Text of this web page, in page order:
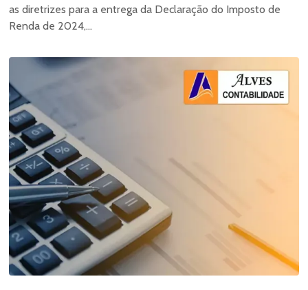
as diretrizes para a entrega da Declaração do Imposto de
Renda de 2024,...